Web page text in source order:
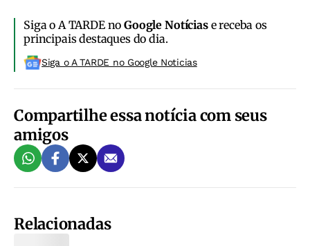
Siga o A TARDE noGoogle Notíciase receba os
principais destaques do dia.
Siga o A TARDE no Google Noticias
Compartilhe essa notícia com seus
amigos
Relacionadas